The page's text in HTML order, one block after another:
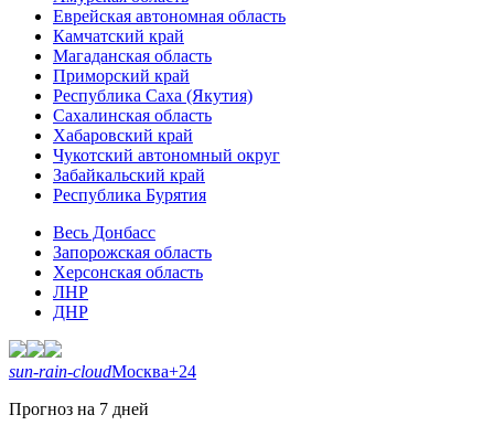
Еврейская автономная область
Камчатский край
Магаданская область
Приморский край
Республика Саха (Якутия)
Сахалинская область
Хабаровский край
Чукотский автономный округ
Забайкальский край
Республика Бурятия
Весь Донбасс
Запорожская область
Херсонская область
ЛНР
ДНР
sun-rain-cloudМосква+24
Прогноз на 7 дней